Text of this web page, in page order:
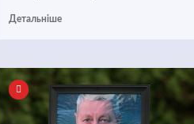
Детальніше